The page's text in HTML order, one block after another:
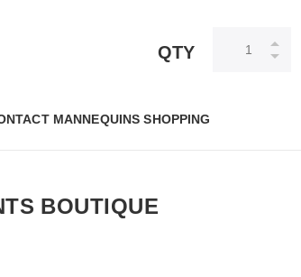
QTY
MANNEQUINS SHOPPING
BOUTIQUE